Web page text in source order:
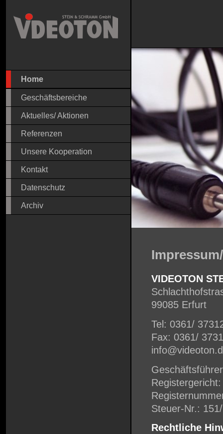
Home
Geschäftsbereiche
Aktuelles/ Aktionen
Referenzen
Unsere Kooperation
Kontakt
Datenschutz
Archiv
VIDEOTON
99085 Erfurt
Tel: 0361/
Fax: 0361/
Steuer-Nr.:
Rechtliche